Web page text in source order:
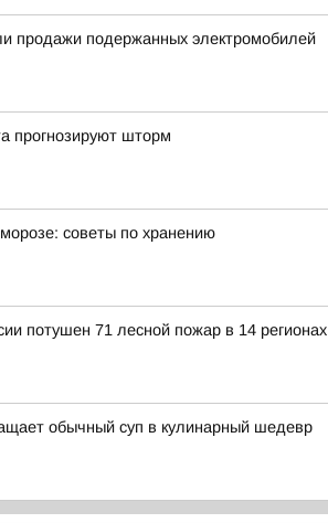
продажи подержанных электромобилей
прогнозируют шторм
советы по хранению
потушен 71 лесной пожар в 14 регионах
обычный суп в кулинарный шедевр